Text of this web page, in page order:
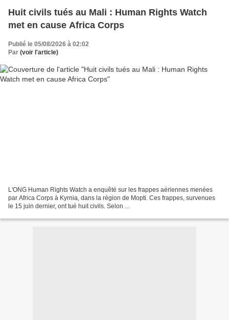
Huit civils tués au Mali : Human Rights Watch
met en cause Africa Corps
Publié le 05/08/2026 à 02:02
Par (voir l'article)
L'ONG Human Rights Watch a enquêté sur les frappes aériennes menées
par Africa Corps à Kyrnia, dans la région de Mopti. Ces frappes, survenues
le 15 juin dernier, ont tué huit civils. Selon ...